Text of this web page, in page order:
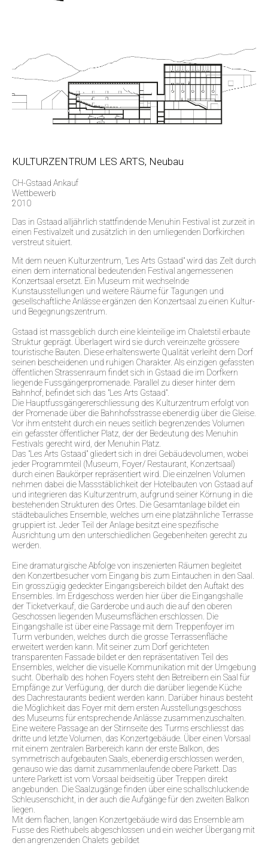
KULTURZENTRUM LES ARTS, Neubau
CH-Gstaad Ankauf
Wettbewerb
2010
Das in Gstaad alljährlich stattfindende Menuhin Festival ist zurzeit in
einen Festivalzelt und zusätzlich in den umliegenden Dorfkirchen
verstreut situiert.
Mit dem neuen Kulturzentrum, "Les Arts Gstaad" wird das Zelt durch
einen dem international bedeutenden Festival angemessenen
Konzertsaal ersetzt. Ein Museum mit wechselnde
Kunstausstellungen und weitere Räume für Tagungen und
gesellschaftliche Anlässe ergänzen den Konzertsaal zu einen Kultur-
und Begegnungszentrum.
Gstaad ist massgeblich durch eine kleinteilige im Chaletstil erbaute
Struktur geprägt. Überlagert wird sie durch vereinzelte grössere
touristische Bauten. Diese erhaltenswerte Qualität verleiht dem Dorf
seinen bescheidenen und ruhigen Charakter. Als einzigen gefassten
öffentlichen Strassenraum findet sich in Gstaad die im Dorfkern
liegende Fussgängerpromenade. Parallel zu dieser hinter dem
Bahnhof, befindet sich das "Les Arts Gstaad".
Die Hauptfussgängererschliessung des Kulturzentrum erfolgt von
der Promenade über die Bahnhofsstrasse ebenerdig über die Gleise.
Vor ihm entsteht durch ein neues seitlich begrenzendes Volumen
ein gefasster öffentlicher Platz, der der Bedeutung des Menuhin
Festivals gerecht wird, der Menuhin Platz.
Das "Les Arts Gstaad" gliedert sich in drei Gebäudevolumen, wobei
jeder Programmteil (Museum, Foyer/ Restaurant, Konzertsaal)
durch einen Baukörper repräsentiert wird. Die einzelnen Volumen
nehmen dabei die Massstäblichkeit der Hotelbauten von Gstaad auf
und integrieren das Kulturzentrum, aufgrund seiner Körnung in die
bestehenden Strukturen des Ortes. Die Gesamtanlage bildet ein
städtebauliches Ensemble, welches um eine platzähnliche Terrasse
gruppiert ist. Jeder Teil der Anlage besitzt eine spezifische
Ausrichtung um den unterschiedlichen Gegebenheiten gerecht zu
werden.
Eine dramaturgische Abfolge von inszenierten Räumen begleitet
den Konzertbesucher vom Eingang bis zum Eintauchen in den Saal.
Ein grosszügig gedeckter Eingangsbereich bildet den Auftakt des
Ensembles. Im Erdgeschoss werden hier über die Eingangshalle
der Ticketverkauf, die Garderobe und auch die auf den oberen
Geschossen liegenden Museumsflächen erschlossen. Die
Eingangshalle ist über eine Passage mit dem Treppenfoyer im
Turm verbunden, welches durch die grosse Terrassenfläche
erweitert werden kann. Mit seiner zum Dorf gerichteten
transparenten Fassade bildet er den repräsentativen Teil des
Ensembles, welcher die visuelle Kommunikation mit der Umgebung
sucht. Oberhalb des hohen Foyers steht den Betreibern ein Saal für
Empfänge zur Verfügung, der durch die darüber liegende Küche
des Dachrestaurants bedient werden kann. Darüber hinaus besteht
die Möglichkeit das Foyer mit dem ersten Ausstellungsgeschoss
des Museums für entsprechende Anlässe zusammenzuschalten.
Eine weitere Passage an der Stirnseite des Turms erschliesst das
dritte und letzte Volumen, das Konzertgebäude. Über einen Vorsaal
mit einem zentralen Barbereich kann der erste Balkon, des
symmetrisch aufgebauten Saals, ebenerdig erschlossen werden,
genauso wie das damit zusammenlaufende obere Parkett. Das
untere Parkett ist vom Vorsaal beidseitig über Treppen direkt
angebunden. Die Saalzugänge finden über eine schallschluckende
Schleusenschicht, in der auch die Aufgänge für den zweiten Balkon
liegen.
Mit dem flachen, langen Konzertgebäude wird das Ensemble am
Fusse des Riethubels abgeschlossen und ein weicher Übergang mit
den angrenzenden Chalets gebildet